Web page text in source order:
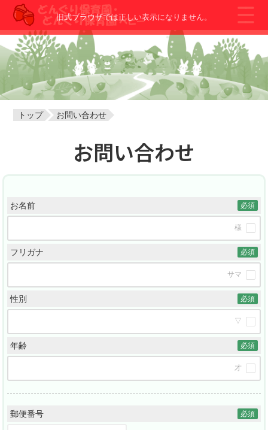
旧式ブラウザでは正しい表示になりません。
トップ 園について
園の紹介 園の一日
園長先生の挨拶 新着情報
苦情解決報告
どんぐり保育園 袋井 どんぐり保育園 藤枝
トップ お問い合わせ
お問い合わせ
お名前 必須
様
フリガナ 必須
サマ
性別 必須
▽
年齢 必須
才
郵便番号 必須